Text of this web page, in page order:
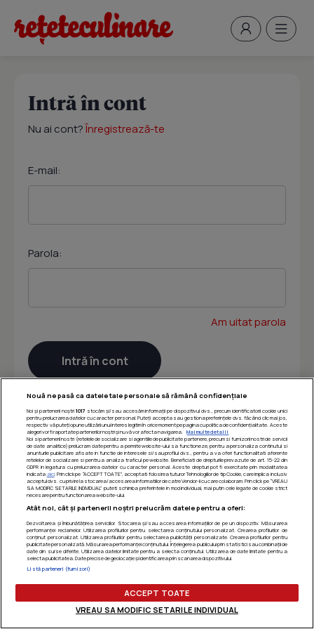
Intră în cont
Nu ai cont?Înregistrează-te
E-mail:
Parola:
Am uitat parola
Nouă ne pasă ca datele tale personale să rămână confidențiale
Noi și partenerii noștri 1017 stocăm și/sau accesăm informații pe dispozitivul dvs., precum identificatorii cookie unici
pentru prelucrarea datelor cu caracter personal. Puteți accepta sau gestiona preferințele dvs. făcând clic mai jos,
respectiv vă puteți opune utilizării unui interes legitim în orice moment pe pagina cu politica de confidențialitate. Aceste
alegeri vor fi raportate partenerilor noștri și nu vă vor afecta navigarea.
Mai multe detalii
Noi si partenerii nostri (retelele de socializare si agentiile de publicitate partenere, precum si furnizorii nostri de servicii
de date analitice) prelucram date pentru a permite website-ului sa functioneze, pentru a personaliza continutul si
anunturile publicitare afisate in functie de interesele si/sau profilul dvs., pentru a va oferi functionalitati aferente
retelelor de socializare si pentru a analiza traficul pe website. Beneficiati de drepturile prevazute de art. 15-22 din
GDPR in legatura cu prelucrarea datelor cu caracter personal. Aceste drepturi pot fi exercitate prin modalitatea
indicata aici. Prin click pe “ACCEPT TOATE”, acceptati folosirea tuturor Tehnologiilor de tip Cookie, care implica inclusiv
acceptul dvs. cu privire la stocarea/accesarea informatiilor de catre Vendor-ii cu care colaboram. Prin click pe “VREAU
SA MODIFIC SETARILE INDIVIDUAL” puteti schimba preferintele in mod individual, mai putin cele legate de cookie strict
necesare pentru functionarea website-ului.
Atât noi, cât și partenerii noștri prelucrăm datele pentru a oferi:
Dezvoltarea și îmbunătățirea serviciilor. Stocarea și/sau accesarea informațiilor de pe un dispozitiv. Măsurarea
performanței reclamelor. Utilizarea profilurilor pentru selectarea conținutului personalizat. Crearea profilurilor de
conținut personalizat. Utilizarea profilurilor pentru selectarea publicității personalizate. Crearea profilurilor pentru
publicitate personalizată. Măsurarea performanței conținutului. Înțelegerea publicului prin statistici sau combinații de
date din surse diferite. Utilizarea datelor limitate pentru a selecta conținutul. Utilizarea de date limitate pentru a
selecta publicitatea. Date precise de geolocație și identificarea prin scanarea dispozitivului.
Listă parteneri (furnizori)
ACCEPT TOATE
VREAU SA MODIFIC SETARILE INDIVIDUAL